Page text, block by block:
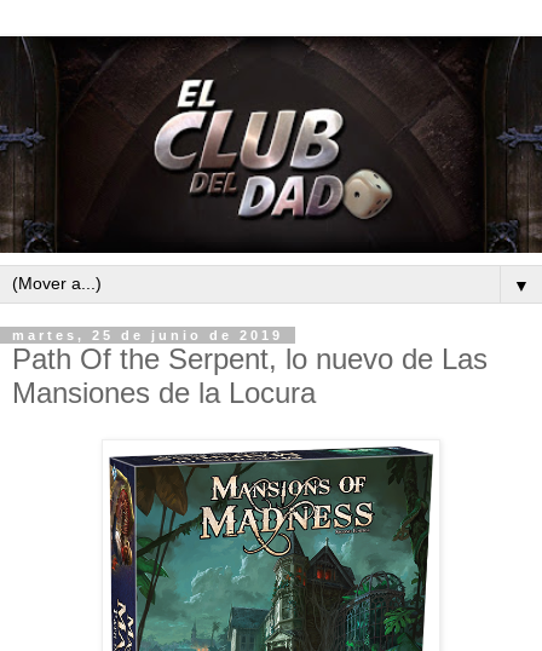
▼
martes, 25 de junio de 2019
Path Of the Serpent, lo nuevo de Las
Mansiones de la Locura